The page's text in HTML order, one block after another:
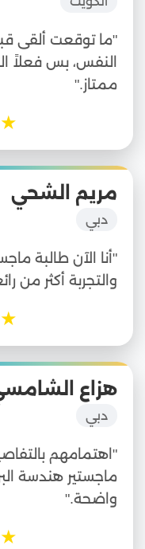
"ما توقعت ألقى
النفس، بس فعلاً
ممتاز."
★
مريم الشحي
دبي
"أنا الآن طالبة
والتجربة أكثر من
★
هزاع
دبي
"اهتمامهم
ماجستير هندسة
واضحة."
★